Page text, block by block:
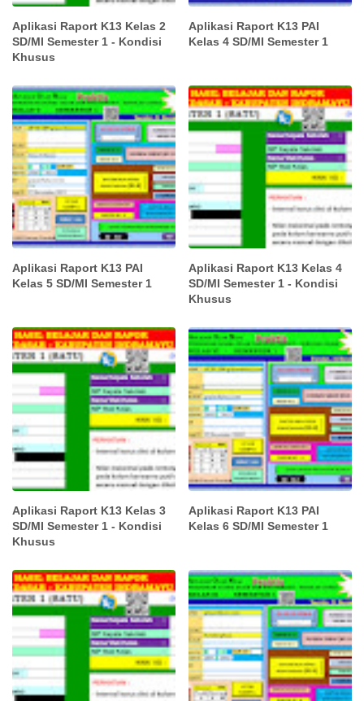
Aplikasi Raport K13 Kelas 2
SD/MI Semester 1 - Kondisi
Khusus
Aplikasi Raport K13 PAI
Kelas 4 SD/MI Semester 1
Aplikasi Raport K13 PAI
Kelas 5 SD/MI Semester 1
Aplikasi Raport K13 Kelas 4
SD/MI Semester 1 - Kondisi
Khusus
Aplikasi Raport K13 Kelas 3
SD/MI Semester 1 - Kondisi
Khusus
Aplikasi Raport K13 PAI
Kelas 6 SD/MI Semester 1